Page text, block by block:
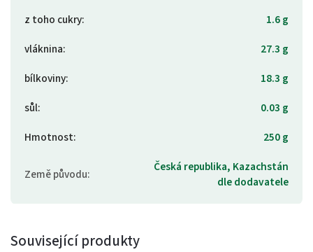
z toho cukry:
1.6 g
vláknina:
27.3 g
bílkoviny:
18.3 g
sůl:
0.03 g
Hmotnost: 250 g
Země původu:
Česká republika, Kazachstán
dle dodavatele
Související produkty